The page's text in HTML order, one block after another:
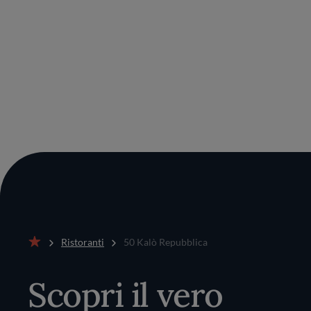
Ristoranti 50 Kalò Repubblica
Scopri il vero